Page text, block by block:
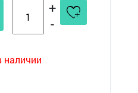
+
-
наличии